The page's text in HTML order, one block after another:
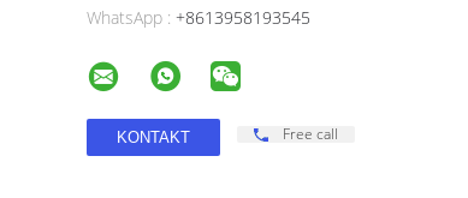
WhatsApp : +8613958193545
Free call